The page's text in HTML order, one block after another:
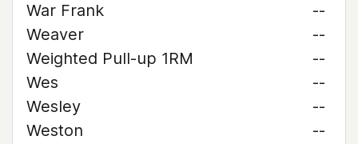
War Frank
--
Weaver
--
Weighted Pull-up 1RM
--
Wes
--
Wesley
--
Weston
--